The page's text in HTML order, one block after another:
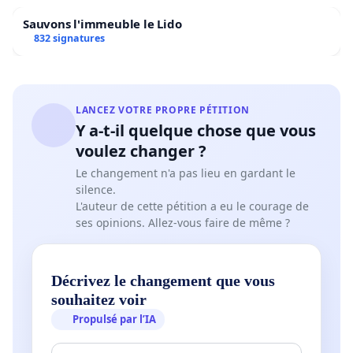
de manifester librement notre opinion, nous
posons la question : sommes-nous réellement
provoquer de nombreux traumatismes, et par des
barricadesde barbelés, des véhicules blindés, des
chiens non museléset despoliciers armés
jusqu’aux dents? Sommes-nous réellement libres
lorsque des enseignant·e·s témoignent avoir été
contrôlé·e·s par la police en sortant du train,
leur demandait s’ils et elles étaient
dans un train retour? Comment la police pense-t-
elle un seul instant que ce dispositif énormissime
puisse calmer le jeu ? Alors qu’il est à la base-même
Sauvons l'immeuble le Lido
832 signatures
LANCEZ VOTRE PROPRE PÉTITION
Y a-t-il quelque chose que vous
voulez changer ?
Le changement n'a pas lieu en gardant le
silence.
L'auteur de cette pétition a eu le courage de
ses opinions. Allez-vous faire de même ?
Décrivez le changement que vous
souhaitez voir
Propulsé par l’IA